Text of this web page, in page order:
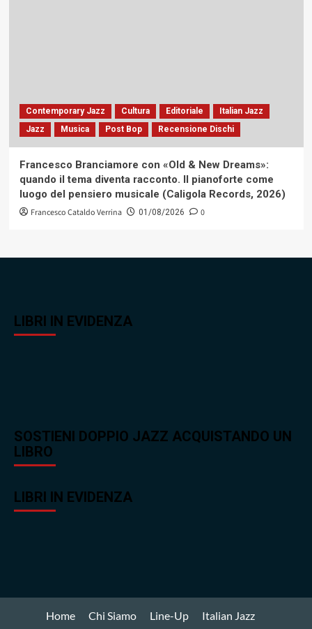
Contemporary Jazz Cultura Editoriale
Italian Jazz
Jazz
Musica Post Bop Recensione Dischi
Francesco Branciamore con «Old & New Dreams»:
quando il tema diventa racconto. Il pianoforte come
luogo del pensiero musicale (Caligola Records, 2026)
Francesco Cataldo Verrina 01/08/2026 0
LIBRI IN EVIDENZA
SOSTIENI DOPPIO JAZZ ACQUISTANDO UN
LIBRO
LIBRI IN EVIDENZA
Home Chi Siamo Line-Up
Italian Jazz